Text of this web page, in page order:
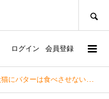
ログイン 会員登録
ターは食べさせないで。誤食してしまった場合は？健康への影響について解説